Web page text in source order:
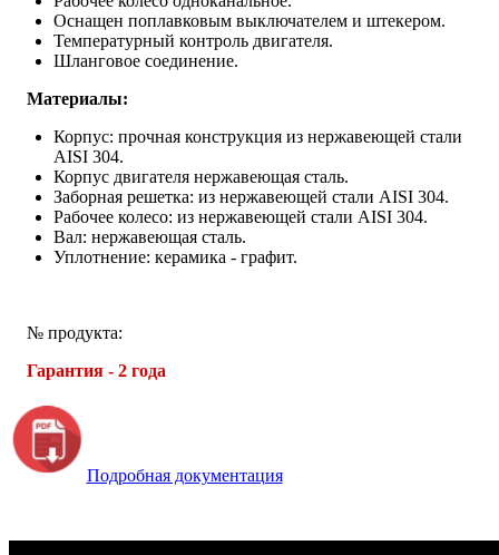
Оснащен поплавковым выключателем и штекером.
Температурный контроль двигателя.
Шланговое соединение.
Материалы:
Корпус: прочная конструкция из нержавеющей стали
AISI 304.
Корпус двигателя нержавеющая сталь.
Заборная решетка: из нержавеющей стали AISI 304.
Рабочее колесо: из нержавеющей стали AISI 304.
Вал: нержавеющая сталь.
Уплотнение: керамика - графит.
№ продукта:
Гарантия - 2 года
Подробная документация